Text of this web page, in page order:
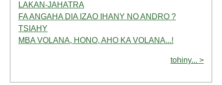
LAKAN-JAHATRA
FA ANGAHA DIA IZAO IHANY NO ANDRO ?
TSIAHY
MBA VOLANA, HONO, AHO KA VOLANA...!
tohiny... >